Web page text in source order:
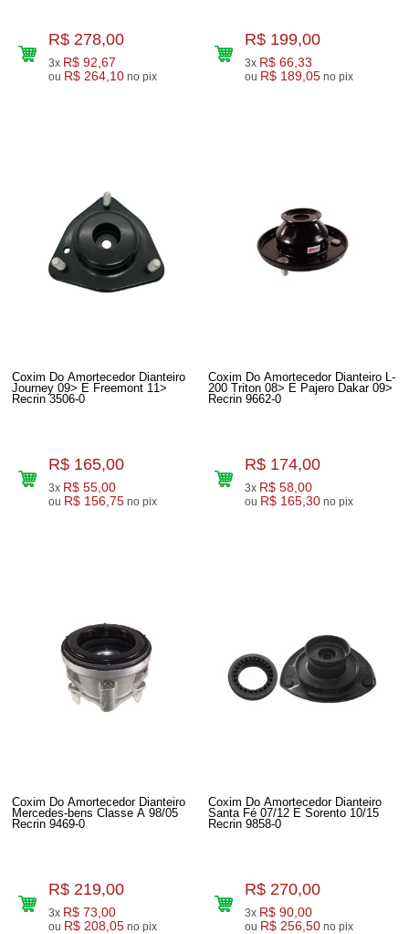
R$ 278,00
3x R$ 92,67
ou R$ 264,10 no pix
R$ 199,00
3x R$ 66,33
ou R$ 189,05 no pix
Coxim Do Amortecedor Dianteiro
Journey 09> E Freemont 11>
Recrin 3506-0
R$ 165,00
3x R$ 55,00
ou R$ 156,75 no pix
Coxim Do Amortecedor Dianteiro L-
200 Triton 08> E Pajero Dakar 09>
Recrin 9662-0
R$ 174,00
3x R$ 58,00
ou R$ 165,30 no pix
Coxim Do Amortecedor Dianteiro
Mercedes-bens Classe A 98/05
Recrin 9469-0
R$ 219,00
3x R$ 73,00
ou R$ 208,05 no pix
Coxim Do Amortecedor Dianteiro
Santa Fé 07/12 E Sorento 10/15
Recrin 9858-0
R$ 270,00
3x R$ 90,00
ou R$ 256,50 no pix